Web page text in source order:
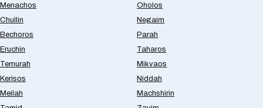
Menachos
Chullin
Bechoros
Eruchin
Temurah
Kerisos
Meilah
Oholos
Negaim
Parah
Taharos
Mikvaos
Niddah
Machshirin